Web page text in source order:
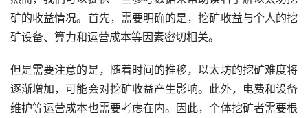
矿的收益情况。首先，需要明确的是，挖矿收益与个人的挖
矿设备、算力和运营成本等因素密切相关。
但是需要注意的是，随着时间的推移，以太坊的挖矿难度将
逐渐增加，可能会对挖矿收益产生影响。此外，电费和设备
维护等运营成本也需要考虑在内。因此，个体挖矿者需要根